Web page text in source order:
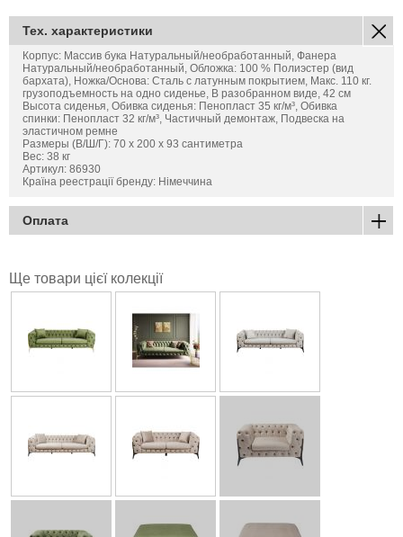
Тех. характеристики
Корпус: Массив бука Натуральный/необработанный, Фанера
Натуральный/необработанный, Обложка: 100 % Полиэстер (вид
бархата), Ножка/Основа: Сталь с латунным покрытием, Макс. 110 кг.
грузоподъемность на одно сиденье, В разобранном виде, 42 см
Высота сиденья, Обивка сиденья: Пенопласт 35 кг/м³, Обивка
спинки: Пенопласт 32 кг/м³, Частичный демонтаж, Подвеска на
эластичном ремне
Размеры (В/Ш/Г): 70 х 200 х 93 сантиметра
Вес: 38 кг
Артикул: 86930
Країна реестрації бренду: Німеччина
Оплата
Ще товари цієї колекції